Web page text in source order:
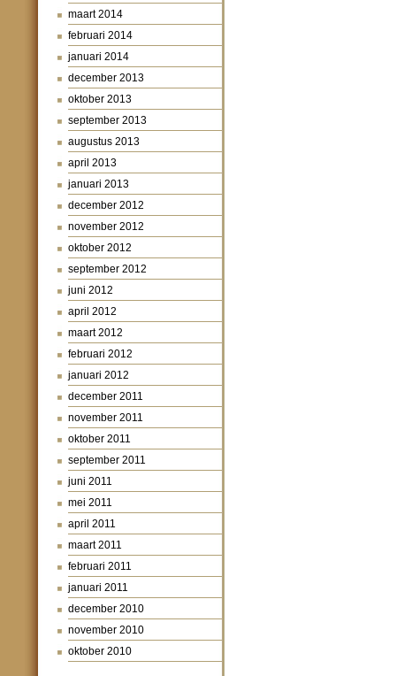
maart 2014
februari 2014
januari 2014
december 2013
oktober 2013
september 2013
augustus 2013
april 2013
januari 2013
december 2012
november 2012
oktober 2012
september 2012
juni 2012
april 2012
maart 2012
februari 2012
januari 2012
december 2011
november 2011
oktober 2011
september 2011
juni 2011
mei 2011
april 2011
maart 2011
februari 2011
januari 2011
december 2010
november 2010
oktober 2010